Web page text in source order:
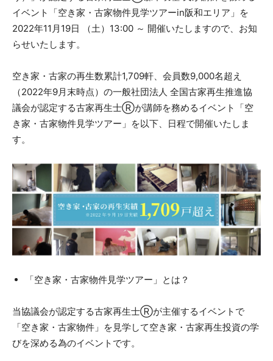
イベント「空き家・古家物件見学ツアーin阪和エリア」を
2022年11月19日 （土）13:00 ～ 開催いたしますので、お知
らせいたします。
空き家・古家の再生数累計1,709軒、会員数9,000名超え
（2022年9月末時点）の一般社団法人 全国古家再生推進協
議会が認定する古家再生士Ⓡが講師を務めるイベント「空
き家・古家物件見学ツアー」を以下、日程で開催いたしま
す。
「空き家・古家物件見学ツアー」とは？
当協議会が認定する古家再生士Ⓡが主催するイベントで
「空き家・古家物件」を見学して空き家・古家再生投資の学
びを深める為のイベントです。